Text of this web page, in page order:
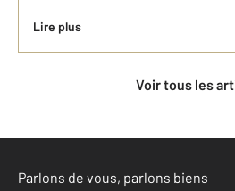
Lire plus
Voir tous les
Parlons de vous, parlons biens